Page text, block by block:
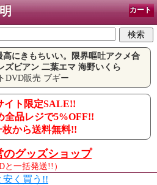
カート
にきもちいい。限界嘔吐アクメ合
ズビアン 二葉エマ 海野いくら
DVD販売 ブギー
イト限定SALE!!
全品レジで5%OFF!!
枚から送料無料!!
のグッズショップ
と一括発送!!）
安く買う!!